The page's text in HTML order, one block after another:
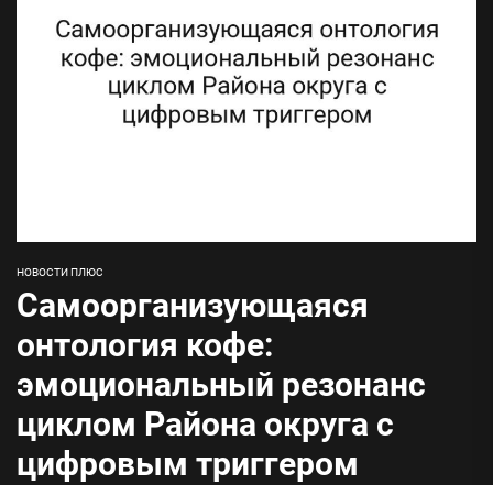
НОВОСТИ ПЛЮС
Самоорганизующаяся
онтология кофе:
эмоциональный резонанс
циклом Района округа с
цифровым триггером